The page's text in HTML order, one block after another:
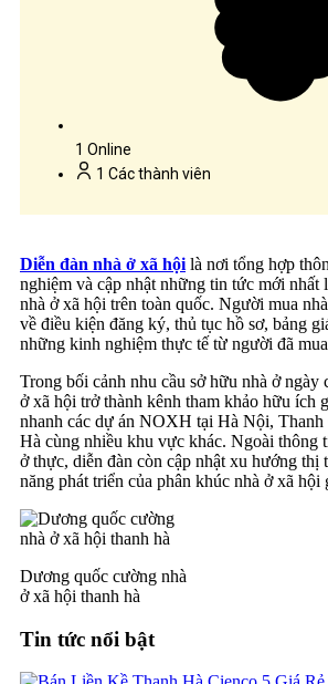
1 Online
1 Các thành viên
Diễn đàn nhà ở xã hội là nơi tổng hợp
nghiệm và cập nhật những tin tức mới nhất
nhà ở xã hội trên toàn quốc. Người mua
về điều kiện đăng ký, thủ tục hồ sơ, bảng
những kinh nghiệm thực tế từ người đã
Trong bối cảnh nhu cầu sở hữu nhà ở ngày
ở xã hội trở thành kênh tham khảo hữu ích
nhanh các dự án NOXH tại Hà Nội,
Hà cùng nhiều khu vực khác. Ngoài thông
ở thực, diễn đàn còn cập nhật xu hướng thị
năng phát triển của phân khúc nhà ở xã hội
Dương quốc cường nhà
ở xã hội thanh hà
Tin tức nổi bật